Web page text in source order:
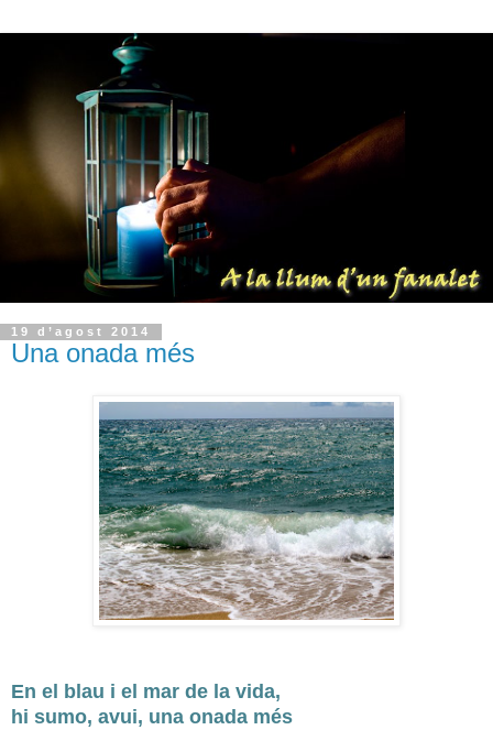
19 d’agost 2014
Una onada més
En el blau i el mar de la vida,
hi sumo, avui, una onada més